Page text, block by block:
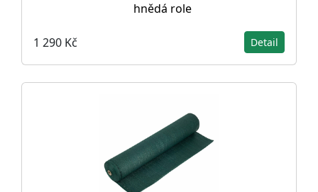
hnědá role
1 290 Kč Detail